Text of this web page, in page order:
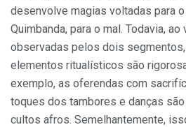
desenvolve magias voltadas para
Quimbanda, para o mal. Todavia,
observadas pelos dois
elementos ritualísticos são
exemplo, as oferendas com
toques dos tambores e danças
cultos afros. Semelhantemente,